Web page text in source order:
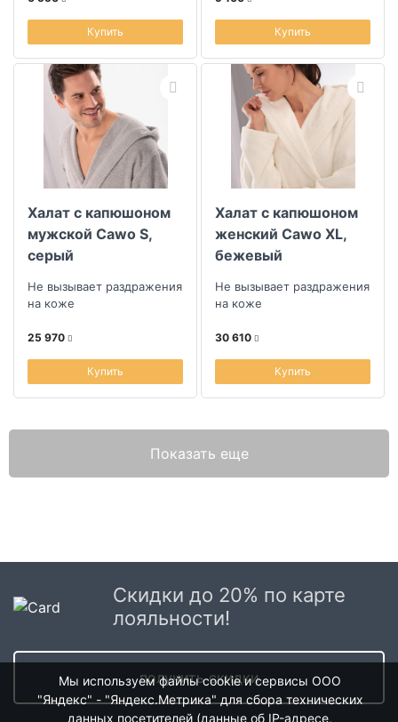
Купить Купить
Халат с капюшоном
мужской Cawo S,
серый
Не вызывает раздражения
на коже
25 970
Купить
Халат с капюшоном
женский Cawo XL,
бежевый
Не вызывает раздражения
на коже
30 610
Купить
Показать еще
Скидки до 20% по карте
лояльности!
получить скидки
Мы используем файлы cookie и сервисы ООО
"Яндекс" - "Яндекс.Метрика" для сбора технических
данных посетителей (данные об IP-адресе,